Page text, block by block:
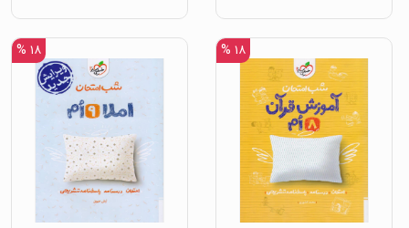
۱۸ % ۱۸ %